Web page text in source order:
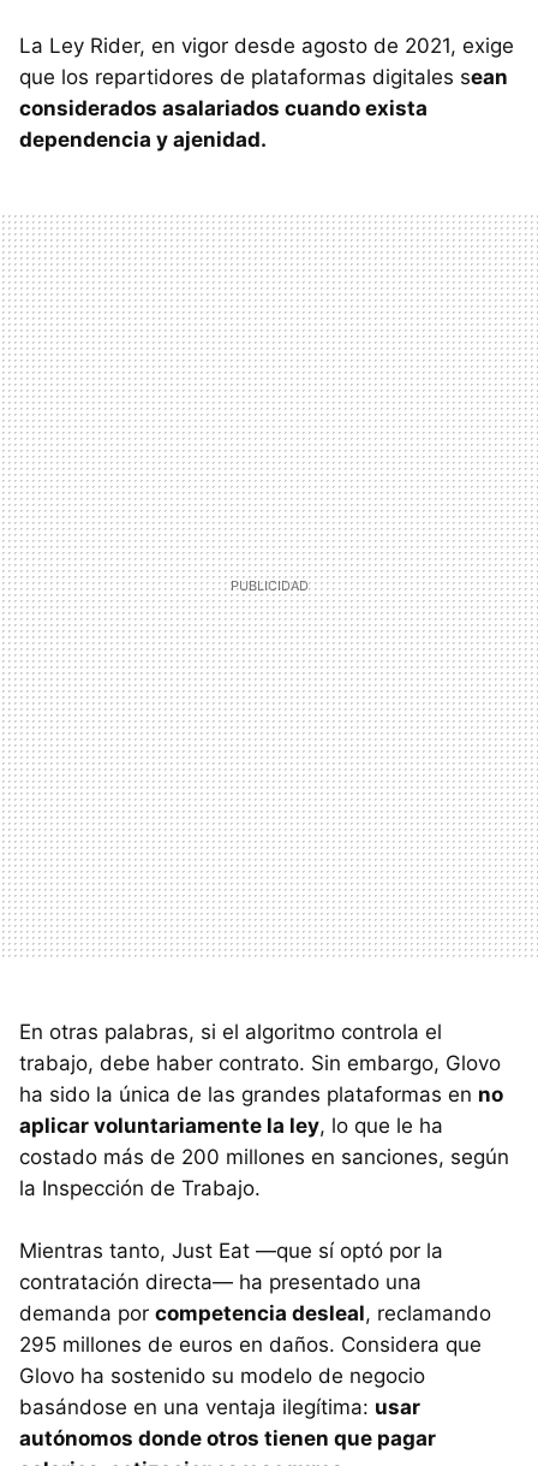
La Ley Rider, en vigor desde agosto de 2021, exige
que los repartidores de plataformas digitales sean
considerados asalariados cuando exista
dependencia y ajenidad.
En otras palabras, si el algoritmo controla el
trabajo, debe haber contrato. Sin embargo, Glovo
ha sido la única de las grandes plataformas en no
aplicar voluntariamente la ley, lo que le ha
costado más de 200 millones en sanciones, según
la Inspección de Trabajo.
Mientras tanto, Just Eat —que sí optó por la
contratación directa— ha presentado una
demanda por competencia desleal, reclamando
295 millones de euros en daños. Considera que
Glovo ha sostenido su modelo de negocio
basándose en una ventaja ilegítima: usar
autónomos donde otros tienen que pagar